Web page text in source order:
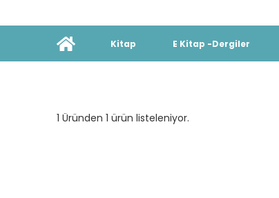
Kitap E Kitap -Dergiler
1 Üründen 1 ürün listeleniyor.